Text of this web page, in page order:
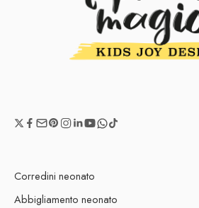
Corredini neonato
Abbigliamento neonato